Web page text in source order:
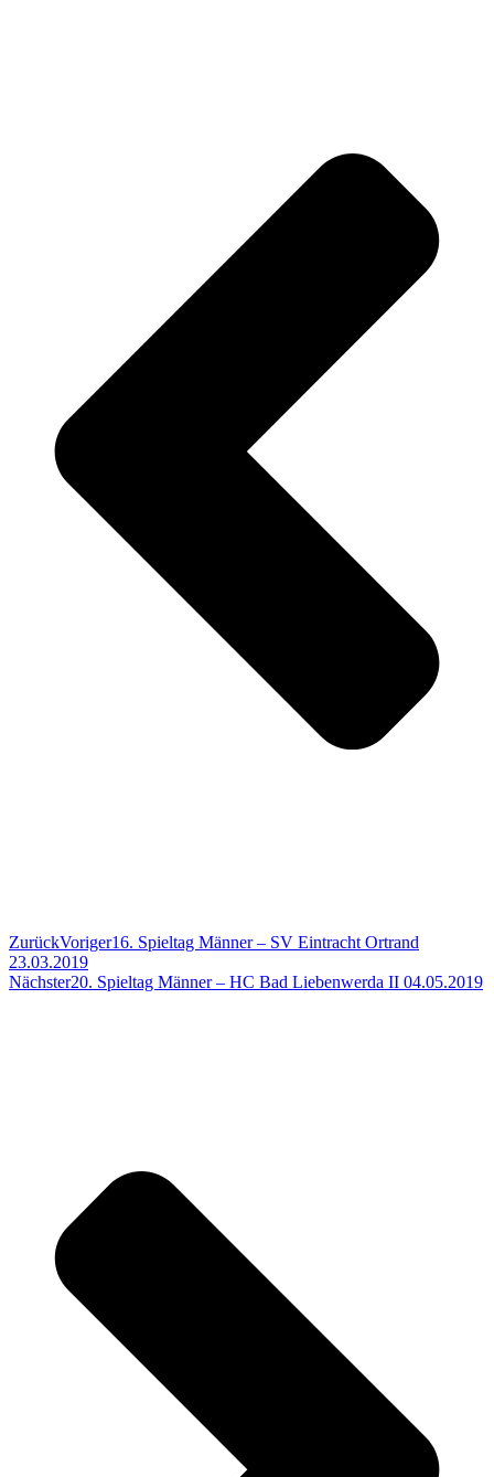
ZurückVoriger16. Spieltag Männer – SV Eintracht Ortrand
23.03.2019
Nächster20. Spieltag Männer – HC Bad Liebenwerda II 04.05.2019